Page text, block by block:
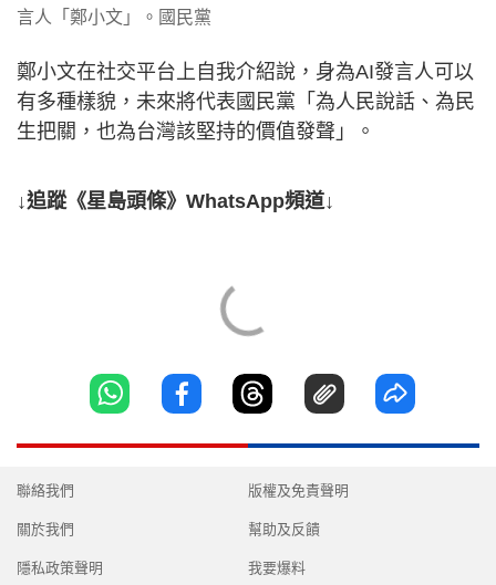
言人「鄭小文」。國民黨
鄭小文在社交平台上自我介紹說，身為AI發言人可以
有多種樣貌，未來將代表國民黨「為人民說話、為民
生把關，也為台灣該堅持的價值發聲」。
↓追蹤《星島頭條》WhatsApp頻道↓
聯絡我們
關於我們
隱私政策聲明
版權及免責聲明
幫助及反饋
我要爆料